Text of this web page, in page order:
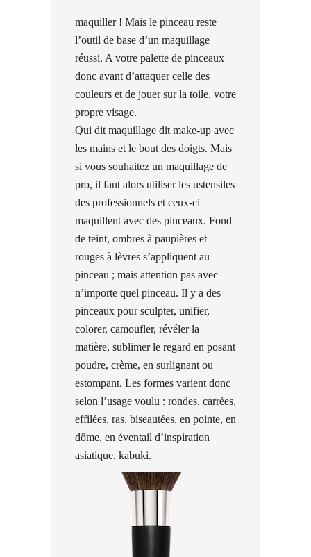
maquiller ! Mais le pinceau reste
l’outil de base d’un maquillage
réussi. A votre palette de pinceaux
donc avant d’attaquer celle des
couleurs et de jouer sur la toile, votre
propre visage.
Qui dit maquillage dit make-up avec
les mains et le bout des doigts. Mais
si vous souhaitez un maquillage de
pro, il faut alors utiliser les ustensiles
des professionnels et ceux-ci
maquillent avec des pinceaux. Fond
de teint, ombres à paupières et
rouges à lèvres s’appliquent au
pinceau ; mais attention pas avec
n’importe quel pinceau. Il y a des
pinceaux pour sculpter, unifier,
colorer, camoufler, révéler la
matière, sublimer le regard en posant
poudre, crème, en surlignant ou
estompant. Les formes varient donc
selon l’usage voulu : rondes, carrées,
effilées, ras, biseautées, en pointe, en
dôme, en éventail d’inspiration
asiatique, kabuki.